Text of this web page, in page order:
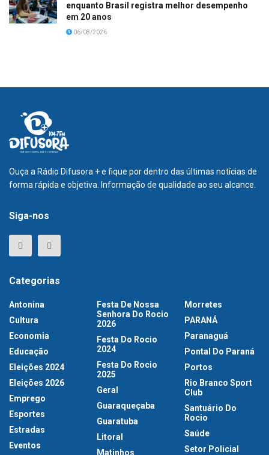
enquanto Brasil registra melhor desempenho
em 20 anos
06/08/2026
Ouça a Rádio Difusora + e fique por dentro das últimas notícias de
forma rápida e objetiva. Informação de qualidade ao seu alcance.
Siga-nos
Categorias
Antonina
Cultura
Economia
Educação
Eleições 2024
Eleições 2026
Emprego
Esportes
Estradas
Eventos
Festa De Nossa
Senhora Do Rocio
2026
Festa Do Rocio
2024
Festa Do Rocio
2025
Geral
Guaraqueçaba
Guaratuba
Litoral
Matinhos
Morretes
PARANÁ
Paranaguá
Pontal Do Paraná
Portos
Rio Branco Sport
Club
Santuário Do
Rocio
Saúde
Setor Policial